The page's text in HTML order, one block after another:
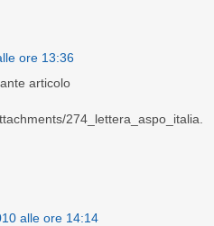
ore 13:36
articolo
274_lettera_aspo_italia.
alle ore 14:14